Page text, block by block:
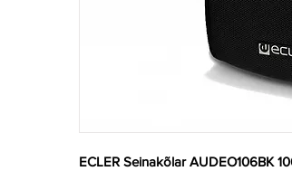
ECLER Seinakõlar AUDEO106BK